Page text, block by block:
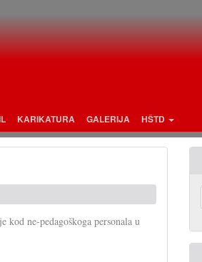
KARIKATURA GALERIJA HŠTD
kod ne-pedagoškoga personala u